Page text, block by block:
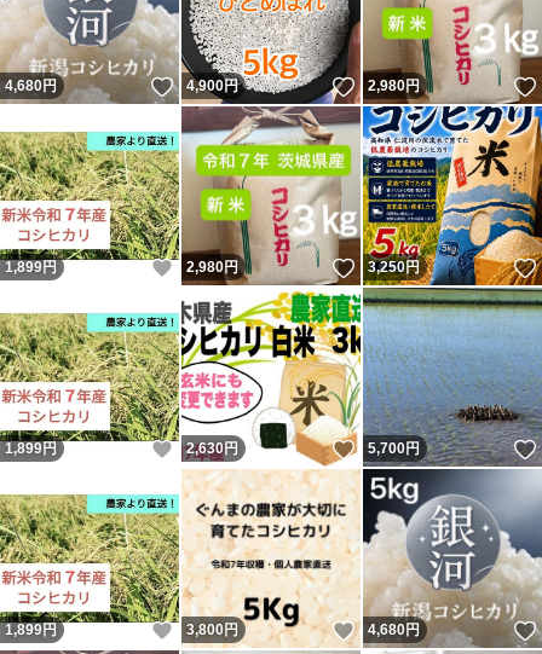
4,680円 いいね！
4,900円 いいね！
2,980円
1,899円 いいね！
2,980円 いいね！
3,250円
1,899円 いいね！
2,630円 いいね！
5,700円
1,899円 いいね！
3,800円 いいね！
4,680円